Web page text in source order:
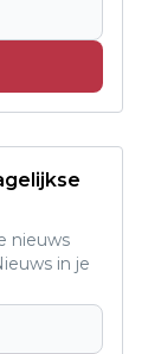
nieuws
in je